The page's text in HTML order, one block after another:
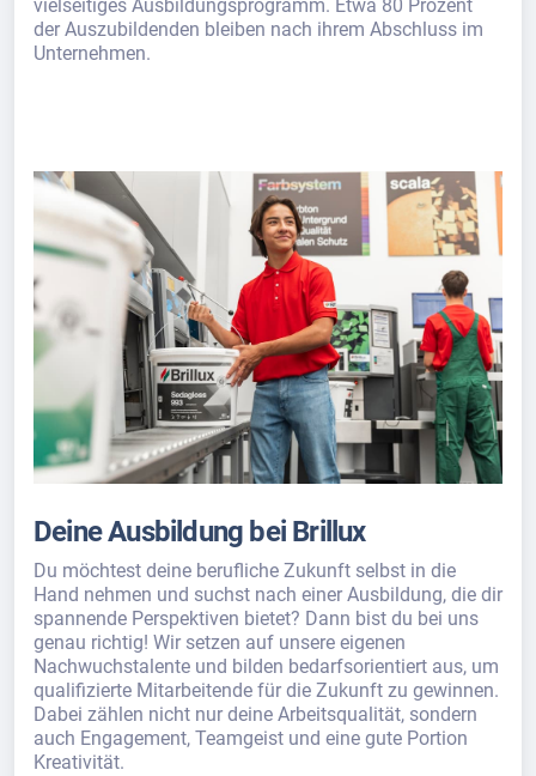
vielseitiges Ausbildungsprogramm. Etwa 80 Prozent
der Auszubildenden bleiben nach ihrem Abschluss im
Unternehmen.
Deine Ausbildung bei Brillux
Du möchtest deine berufliche Zukunft selbst in die
Hand nehmen und suchst nach einer Ausbildung, die dir
spannende Perspektiven bietet? Dann bist du bei uns
genau richtig! Wir setzen auf unsere eigenen
Nachwuchstalente und bilden bedarfsorientiert aus, um
qualifizierte Mitarbeitende für die Zukunft zu gewinnen.
Dabei zählen nicht nur deine Arbeitsqualität, sondern
auch Engagement, Teamgeist und eine gute Portion
Kreativität.